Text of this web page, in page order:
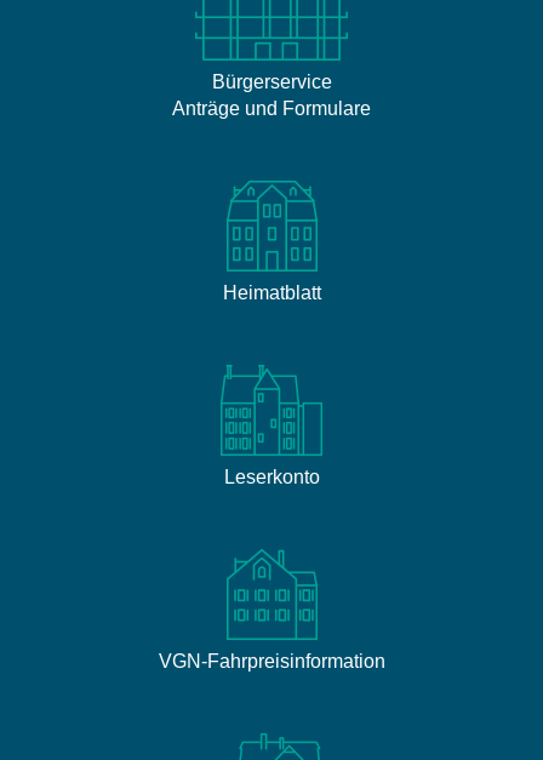
Bürgerservice
Anträge und Formulare
Heimatblatt
Leserkonto
VGN-Fahrpreisinformation